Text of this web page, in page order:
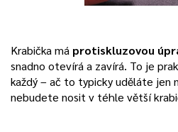
Krabička má protiskluzovou
snadno otevírá a zavírá. To je
každý – ač to typicky uděláte jen
nebudete nosit v téhle větší